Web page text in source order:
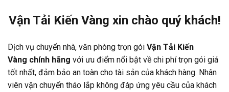
Vận Tải Kiến Vàng xin chào quý khách!
Dịch vụ chuyển nhà, văn phòng trọn gói Vận Tải Kiến
Vàng chính hãng với ưu điểm nổi bật về chi phí trọn gói giá
tốt nhất, đảm bảo an toàn cho tài sản của khách hàng. Nhân
viên vận chuyển tháo lắp không đáp ứng yêu cầu của khách